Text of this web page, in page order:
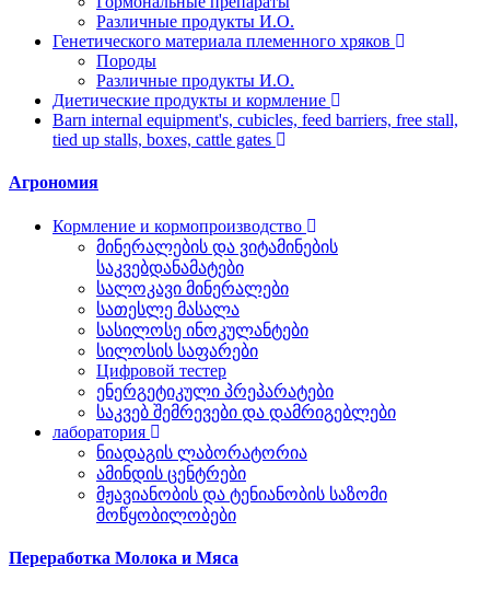
Различные продукты И.О.
Генетического материала племенного хряков
Породы
Различные продукты И.О.
Диетические продукты и кормление
Barn internal equipment's, cubicles, feed barriers, free stall,
tied up stalls, boxes, cattle gates
Агрономия
Кормление и кормопроизводство
მინერალების და ვიტამინების
საკვებდანამატები
სალოკავი მინერალები
სათესლე მასალა
სასილოსე ინოკულანტები
სილოსის საფარები
Цифровой тестер
ენერგეტიკული პრეპარატები
საკვებ შემრევები და დამრიგებლები
лаборатория
ნიადაგის ლაბორატორია
ამინდის ცენტრები
მჟავიანობის და ტენიანობის საზომი
მოწყობილობები
Переработка Молока и Мяса